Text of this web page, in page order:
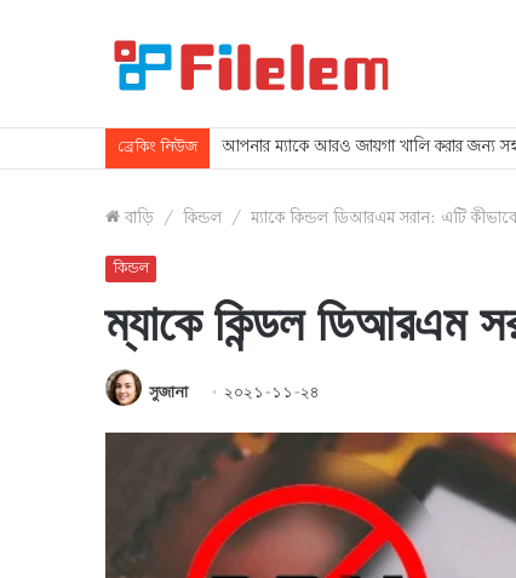
ব্রেকিং নিউজ আপনার ম্যাকে আরও জায়গা খালি করার জন্য
বাড়ি / কিন্ডল / ম্যাকে কিন্ডল ডিআরএম সরান: এটি
কিন্ডল
ম্যাকে কিন্ডল ডিআরএম
সুজানা ২০২১-১১-২৪